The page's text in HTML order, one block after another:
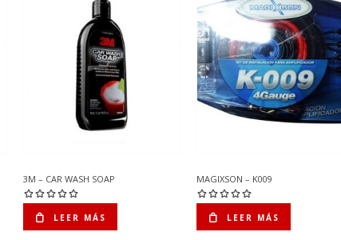
3M – CAR WASH SOAP
LEER MÁS
MAGIXSON – K009
LEER MÁS